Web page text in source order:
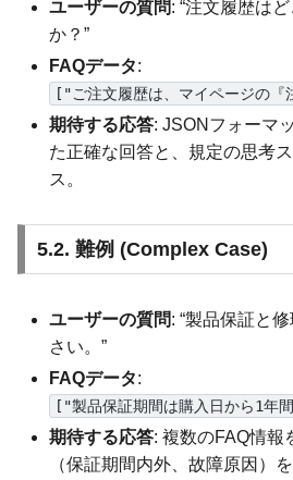
ユーザーの質問: “注文履歴は
か？”
FAQデータ:
["ご注文履歴は、マイページの
期待する応答: JSONフォーマ
た正確な回答と、規定の思考
ス。
5.2. 難例 (Complex Case)
ユーザーの質問: “製品保証と
さい。”
FAQデータ:
["製品保証期間は購入日から1年
期待する応答: 複数のFAQ情報
（保証期間内外、故障原因）